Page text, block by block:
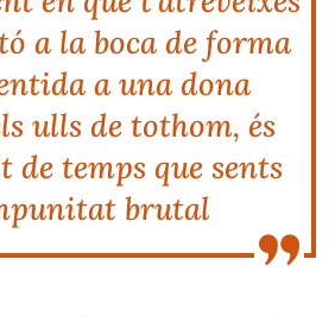
a la boca de forma
a una dona
ulls de tothom, és
de temps que sents
brutal